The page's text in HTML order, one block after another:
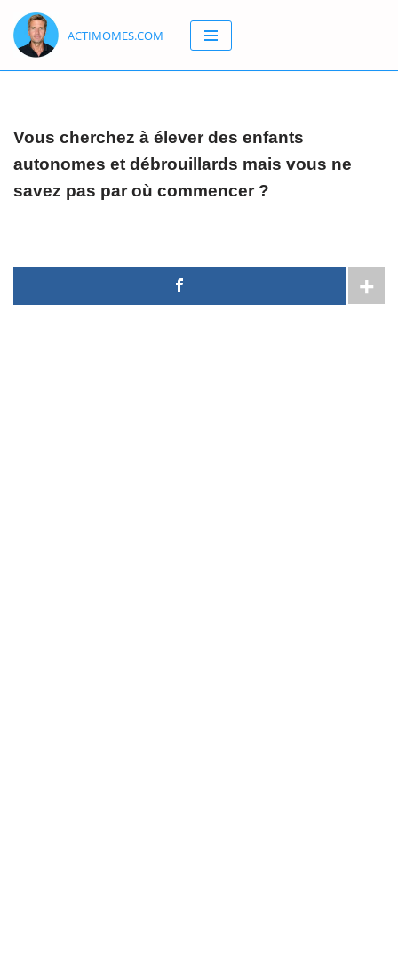
Aller
au
ACTIMOMES.COM
Vous cherchez à élever des enfants
autonomes et débrouillards mais vous ne
savez pas par où commencer ?